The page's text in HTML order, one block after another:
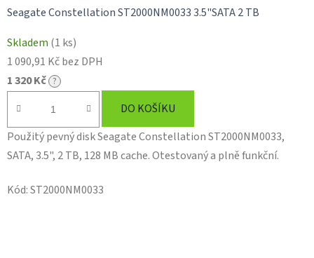
Seagate Constellation ST2000NM0033 3.5"SATA 2 TB
Skladem (1 ks)
1 090,91 Kč bez DPH
1 320 Kč ?
DO KOŠÍKU
Použitý pevný disk Seagate Constellation ST2000NM0033,
SATA, 3.5", 2 TB, 128 MB cache. Otestovaný a plně funkční.
Kód:ST2000NM0033